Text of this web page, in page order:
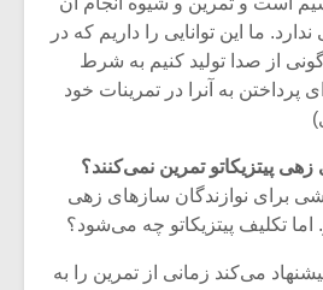
ما این توانایی را داریم که در
از صدا تولید کنیم به شرط
پرداختن به آنرا در تمرینات خود
پیتزیکاتو تمرین نمی‌کنند؟
برای نوازندگان سازهای زهی
تکلیف پیتزیکاتو چه می‌شود؟
می‌کند زمانی از تمرین را به